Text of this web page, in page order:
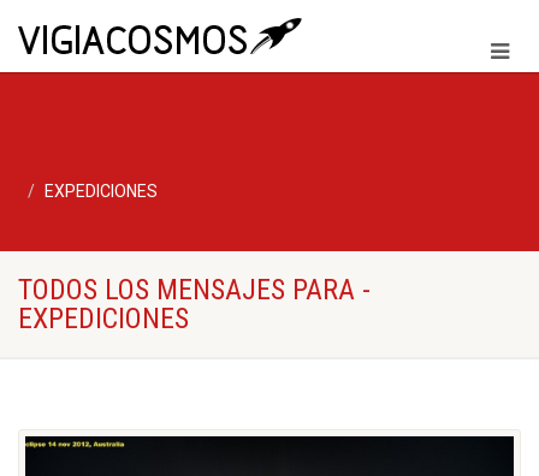
EXPEDICIONES
TODOS LOS MENSAJES PARA -
EXPEDICIONES